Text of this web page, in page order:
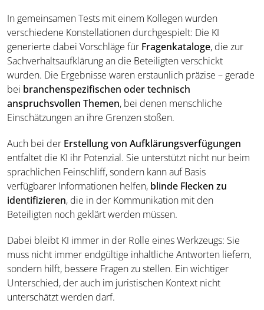
In gemeinsamen Tests mit einem Kollegen wurden
verschiedene Konstellationen durchgespielt: Die KI
generierte dabei Vorschläge für Fragenkataloge, die zur
Sachverhaltsaufklärung an die Beteiligten verschickt
wurden. Die Ergebnisse waren erstaunlich präzise – gerade
bei branchenspezifischen oder technisch
anspruchsvollen Themen, bei denen menschliche
Einschätzungen an ihre Grenzen stoßen.
Auch bei der Erstellung von Aufklärungsverfügungen
entfaltet die KI ihr Potenzial. Sie unterstützt nicht nur beim
sprachlichen Feinschliff, sondern kann auf Basis
verfügbarer Informationen helfen, blinde Flecken zu
identifizieren, die in der Kommunikation mit den
Beteiligten noch geklärt werden müssen.
Dabei bleibt KI immer in der Rolle eines Werkzeugs: Sie
muss nicht immer endgültige inhaltliche Antworten liefern,
sondern hilft, bessere Fragen zu stellen. Ein wichtiger
Unterschied, der auch im juristischen Kontext nicht
unterschätzt werden darf.